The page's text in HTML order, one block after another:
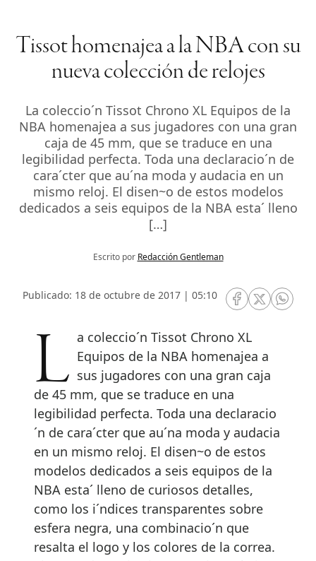
Tissot homenajea a la NBA con su
nueva colección de relojes
La coleccio´n Tissot Chrono XL Equipos de la
NBA homenajea a sus jugadores con una gran
caja de 45 mm, que se traduce en una
legibilidad perfecta. Toda una declaracio´n de
cara´cter que au´na moda y audacia en un
mismo reloj. El disen~o de estos modelos
dedicados a seis equipos de la NBA esta´ lleno
[…]
Escrito por Redacción Gentleman
Publicado: 18 de octubre de 2017 | 05:10
RRSS Facebook
RRSSRRSS
La coleccio´n Tissot Chrono XL Equipos de la NBA homenajea a
sus jugadores con una gran caja
de 45 mm, que se traduce en una
legibilidad perfecta. Toda una declaracio
´n de cara´cter que au´na moda y audacia
en un mismo reloj. El disen~o de estos
modelos dedicados a seis equipos de la
NBA esta´ lleno de curiosos detalles,
como los i´ndices transparentes sobre
esfera negra, una combinacio´n que
resalta el logo y los colores de la correa.